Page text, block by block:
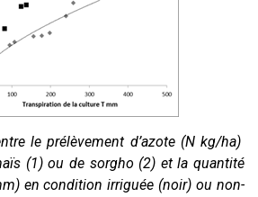
le prélèvement d’azote (N kg/ha)
(1) ou de sorgho (2) et la quantité
en condition irriguée (noir) ou non-